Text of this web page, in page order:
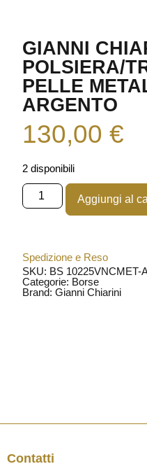
GIANNI
POLSIERA/
PELLE
ARGENTO
130,00€
2 disponibili
Aggiungi al
Spedizione e Reso
SKU: BS 10225VNCMET-
Categorie: Borse
Brand:Gianni Chiarini
Contatti